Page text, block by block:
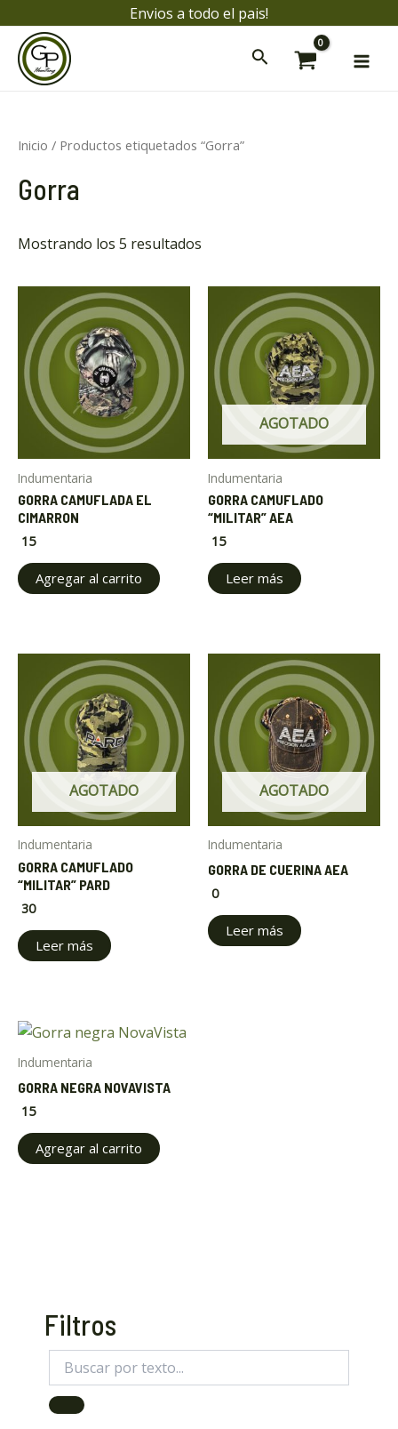
contenido
Envios a todo el pais!
Filtros
Inicio / Productos etiquetados “Gorra”
Gorra
Mostrando los 5 resultados
Indumentaria
GORRA CAMUFLADA EL
CIMARRON
15
Agregar al carrito
AGOTADO
Indumentaria
GORRA CAMUFLADO
“MILITAR” AEA
15
Leer más
AGOTADO
Indumentaria
GORRA CAMUFLADO
“MILITAR” PARD
30
Leer más
AGOTADO
Indumentaria
GORRA DE CUERINA AEA
0
Leer más
Indumentaria
GORRA NEGRA NOVAVISTA
15
Agregar al carrito